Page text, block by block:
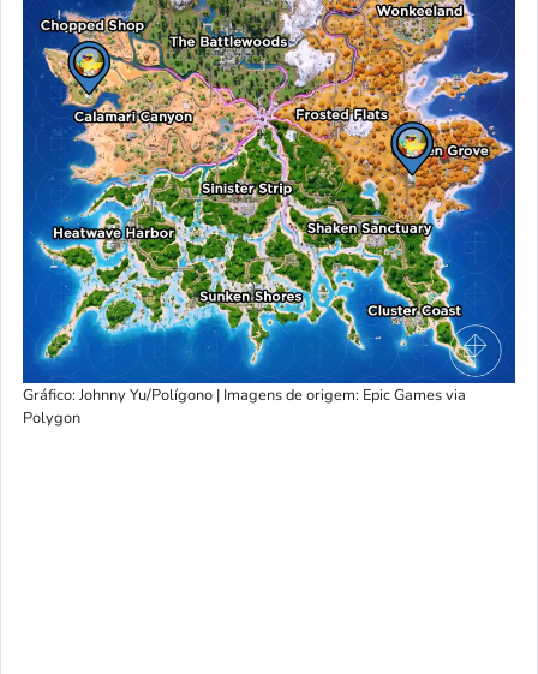
Gráfico: Johnny Yu/Polígono | Imagens de origem: Epic Games via
Polygon